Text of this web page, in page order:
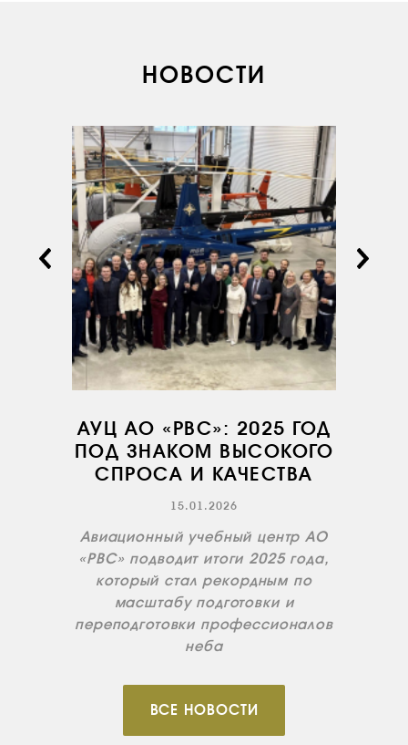
ДОКУМЕНТЫ
ВНУТРЕННИЕ
ДОКУМЕНТЫ
КОМПАНИИ
АВИАПАРК
СЕРВИС
ИНФРАСТРУКТУРА
ОБУЧЕНИЕ
ПРОДАЖА
ПРОДАЖА АТИ
НОВОСТИ
АУЦ АО «РВС»: 2025 ГОД
ПОД ЗНАКОМ ВЫСОКОГО
СПРОСА И КАЧЕСТВА
15.01.2026
Авиационный учебный центр АО
«РВС» подводит итоги 2025 года,
который стал рекордным по
масштабу подготовки и
переподготовки профессионалов
неба
ВСЕ НОВОСТИ